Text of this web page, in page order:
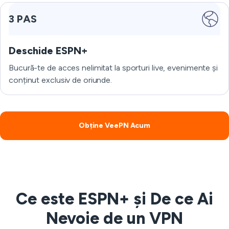
3 PAS
Deschide ESPN+
Bucură-te de acces nelimitat la sporturi live, evenimente și
conținut exclusiv de oriunde.
Obține VeePN Acum
Ce este ESPN+ și De ce Ai
Nevoie de un VPN